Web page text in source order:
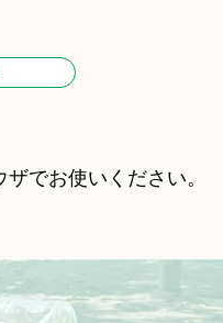
でお使いください。